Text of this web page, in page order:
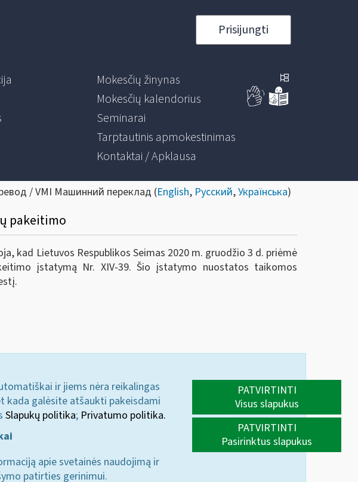
Prisijungti
Mokesčių žinynas
Mokesčių kalendorius
Seminarai
Tarptautinis apmokestinimas
Kontaktai / Apklausa
/ VMI Машинний переклад (English, Русский,Українська)
pakeitimo
kad Lietuvos RespublikosSeimas 2020 m. gruodžio 3 d. priėmė
įstatymą Nr. XIV-39. Šio įstatymo nuostatos taikomos
ir jiems nėra reikalingas
kada galėsite atšaukti pakeisdami
Slapukų politika; Privatumo politika.
apie svetainės naudojimą ir
patirties gerinimui.
PATVIRTINTI
Visus slapukus
PATVIRTINTI
Pasirinktus slapukus